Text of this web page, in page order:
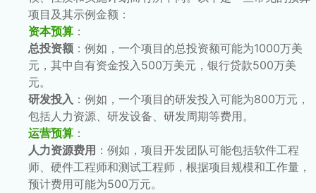
项目及其示例金额：
资本预算 ：
总投资额 ：例如，一个项目的总投资额可能为1000万美
元，其中自有资金投入500万美元，银行贷款500万美
元。
研发投入 ：例如，一个项目的研发投入可能为800万元，
包括人力资源、研发设备、研发周期等费用。
运营预算 ：
人力资源费用 ：例如，项目开发团队可能包括软件工程
师、硬件工程师和测试工程师，根据项目规模和工作量，
预计费用可能为500万元。